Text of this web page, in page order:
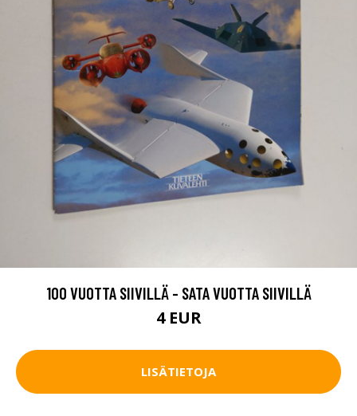
100 VUOTTA SIIVILLÄ - SATA VUOTTA SIIVILLÄ
4 EUR
LISÄTIETOJA